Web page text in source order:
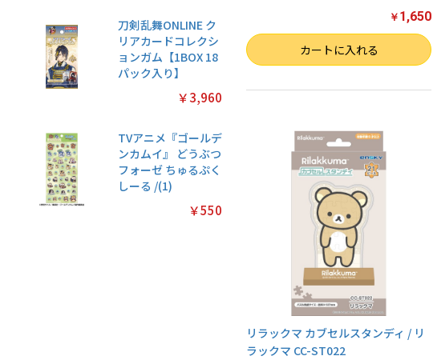
刀剣乱舞ONLINE ク
リアカードコレクシ
ョンガム【1BOX 18
パック入り】
￥3,960
TVアニメ『ゴールデ
ンカムイ』 どうぶつ
フォーゼ ちゅるぷく
しーる /(1)
￥550
￥ 1,650
数量 カートに入れる
リラックマ カブセルスタンディ / リ
ラックマ CC-ST022